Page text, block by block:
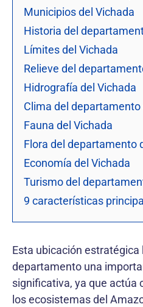
Municipios del Vichada
Historia del
Límites del Vichada
Relieve del
Hidrografía del Vichada
Clima del departamento
Fauna del Vichada
Flora del departamento
Economía del Vichada
Turismo del
9 características
Esta ubicación estratégica
departamento una
significativa, ya que actúa
los ecosistemas del